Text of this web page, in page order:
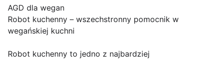
AGD dla wegan
Robot kuchenny – wszechstronny pomocnik w
wegańskiej kuchni
Robot kuchenny to jedno z najbardziej